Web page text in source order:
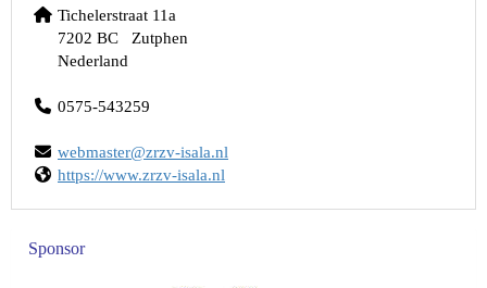
Tichelerstraat 11a
7202 BC Zutphen
Nederland
0575-543259
retsambew@zrzv-isala.nl
https://www.zrzv-isala.nl
Sponsor